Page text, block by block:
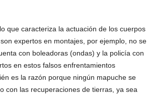
que caracteriza la actuación de los cuerpos
expertos en montajes, por ejemplo, no se
con boleadoras (ondas) y la policía con
en estos falsos enfrentamientos
es la razón porque ningún mapuche se
con las recuperaciones de tierras, ya sea